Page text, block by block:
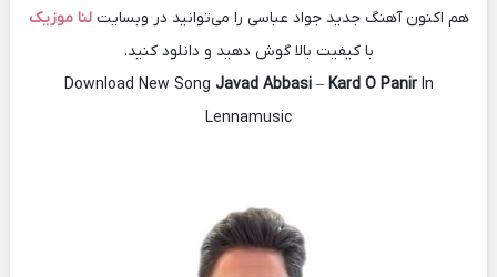
هم اکنون آهنگ جدید جواد عباسی را می‌توانید در وبسایتلنا موزیک
با کیفیت بالا گوش دهید و دانلود کنید.
Download New Song Javad Abbasi– Kard O PanirIn
Lennamusic